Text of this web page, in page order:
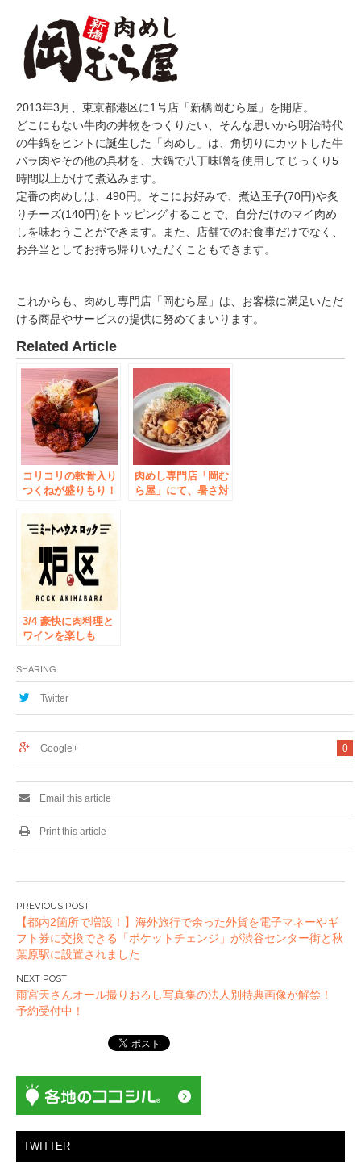
2013年3月、東京都港区に1号店「新橋岡むら屋」を開店。
どこにもない牛肉の丼物をつくりたい、そんな思いから明治時代
の牛鍋をヒントに誕生した「肉めし」は、角切りにカットした牛
バラ肉やその他の具材を、大鍋で八丁味噌を使用してじっくり5
時間以上かけて煮込みます。
定番の肉めしは、490円。そこにお好みで、煮込玉子(70円)や炙
りチーズ(140円)をトッピングすることで、自分だけのマイ肉め
しを味わうことができます。また、店舗でのお食事だけでなく、
お弁当としてお持ち帰りいただくこともできます。
これからも、肉めし専門店「岡むら屋」は、お客様に満足いただ
ける商品やサービスの提供に努めてまいります。
Related Article
コリコリの軟骨入り
つくねが盛りもり！
込”鶏つくねめし”を
9月13日(金)より期間
限定で販売開始
肉めし専門店「岡む
ら屋」にて、暑さ対
3/4 豪快に肉料理と
ワインを楽しも
ル「ミートハウス
炉区（ロック）」東
京・秋葉原オープン
SHARING
Twitter
0
Google+
Email this article
Print this article
投
稿
ナ
ビ
ゲ
ー
ン
【都内2箇所で増設！】海外旅行で余った外貨を電子マネーやギ
フト券に交換できる「ポケットチェンジ」が渋谷センター街と秋
葉原駅に設置されました
雨宮天さんオール撮りおろし写真集の法人別特典画像が解禁！
予約受付中！
TWITTER